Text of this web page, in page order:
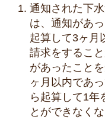
通知された下
は、通知があ
起算して3ヶ月
請求をするこ
があったこと
ヶ月以内であ
ら起算して1年
とができなく